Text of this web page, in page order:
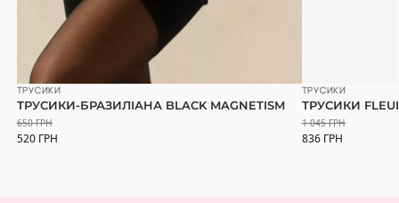
ТРУСИКИ
ТРУСИКИ-БРАЗИЛІАНА BLACK MAGNETISM
650ГРН
520 ГРН
ТРУСИКИ
ТРУСИКИ
1 045ГРН
836 ГРН